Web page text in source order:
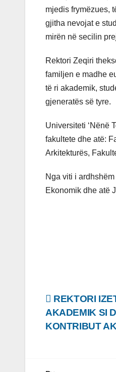
mjedis frymëzues,
gjitha nevojat e
mirën në secilin
Rektori Zeqiri
familjen e madhe
të ri akademik,
gjeneratës së tyre.
Universiteti ‘Nënë
fakultete dhe atë:
Arkitekturës,
Nga viti i
Ekonomik dhe atë
Lëvizje
te
REKTORI
AKADEMIK SI
KONTRIBUT